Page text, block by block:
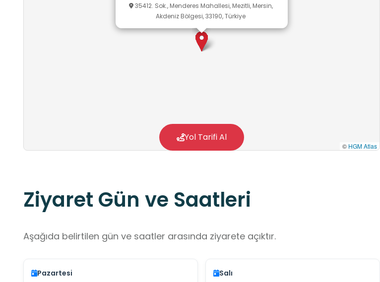
35412. Sok., Menderes Mahallesi, Mezitli, Mersin,
Akdeniz Bölgesi, 33190, Türkiye
© HGM Atlas
Yol Tarifi Al
Ziyaret Gün ve Saatleri
Aşağıda belirtilen gün ve saatler arasında ziyarete açıktır.
Pazartesi Salı